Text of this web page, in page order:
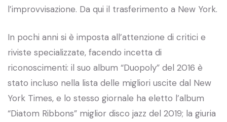
l’improvvisazione. Da qui il trasferimento a New York.
In pochi anni si è imposta all’attenzione di critici e
riviste specializzate, facendo incetta di
riconoscimenti: il suo album “Duopoly” del 2016 è
stato incluso nella lista delle migliori uscite dal New
York Times, e lo stesso giornale ha eletto l’album
“Diatom Ribbons” miglior disco jazz del 2019; la giuria